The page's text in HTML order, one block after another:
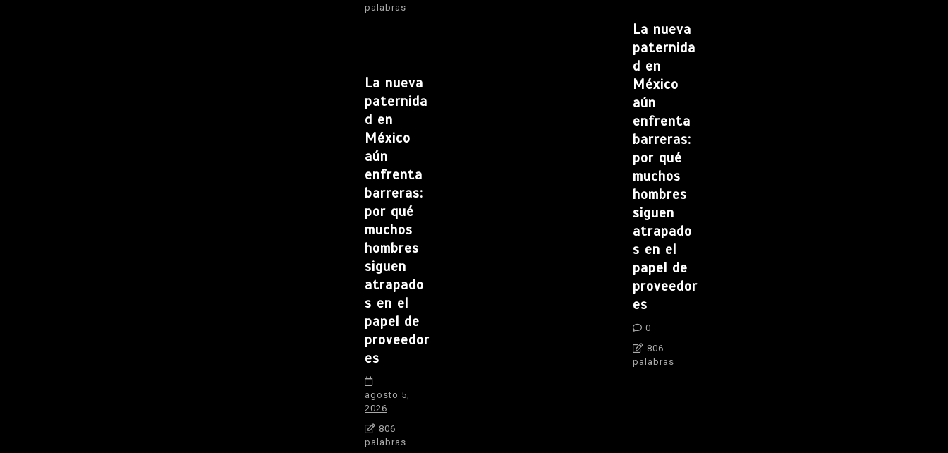
palabras
La nueva
paternida
d en
México
aún
enfrenta
barreras:
por qué
muchos
hombres
siguen
atrapado
s en el
papel de
proveedor
es
agosto 5,
2026
806
palabras
La nueva
paternida
d en
México
aún
enfrenta
barreras:
por qué
muchos
hombres
siguen
atrapado
s en el
papel de
proveedor
es
0
806
palabras